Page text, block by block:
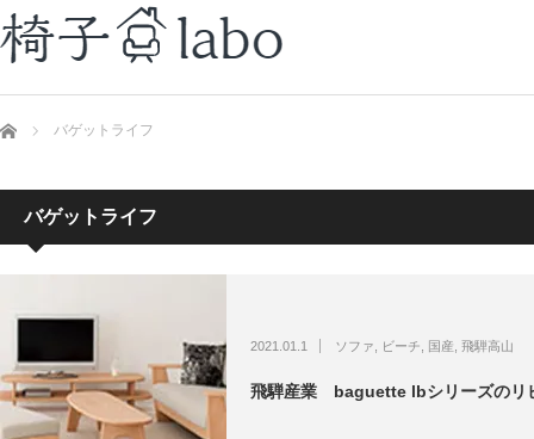
ホーム バゲットライフ
バゲットライフ
2021.01.1 ソファ ビーチ 国産 飛騨高山
飛騨産業 baguette lbシリーズのリ